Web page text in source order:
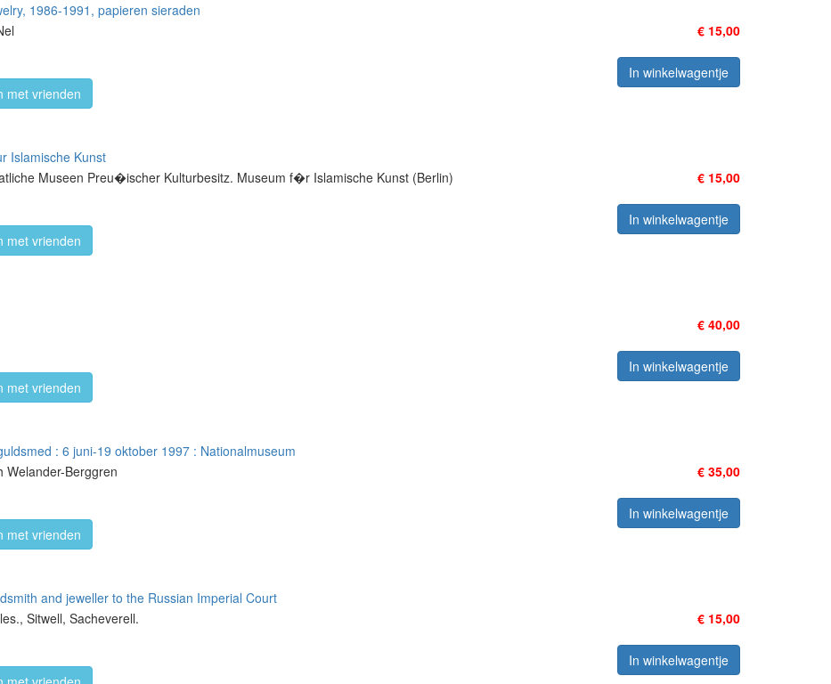
1986-1991, papieren sieraden
€ 15,00
In winkelwagentje
met vrienden
Islamische Kunst
Museen Preu�ischer Kulturbesitz. Museum f�r Islamische Kunst (Berlin)
€ 15,00
In winkelwagentje
met vrienden
€ 40,00
In winkelwagentje
met vrienden
: 6 juni-19 oktober 1997 : Nationalmuseum
Berggren
€ 35,00
In winkelwagentje
met vrienden
and jeweller to the Russian Imperial Court
Sitwell, Sacheverell.
€ 15,00
In winkelwagentje